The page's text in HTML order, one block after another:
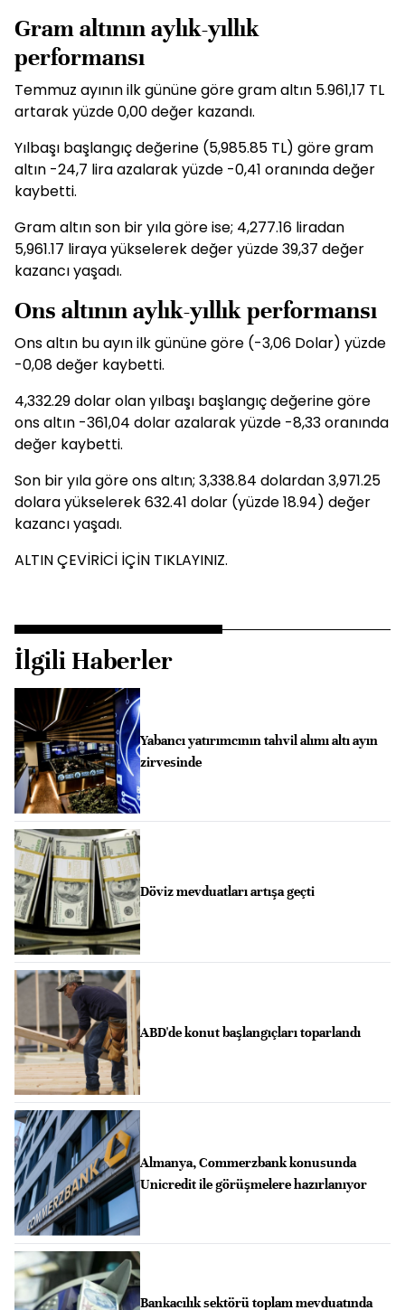
Gram altının aylık-yıllık
performansı
Temmuz ayının ilk gününe göre gram altın 5.961,17 TL
artarak yüzde 0,00 değer kazandı.
Yılbaşı başlangıç değerine (5,985.85 TL) göre gram
altın -24,7 lira azalarak yüzde -0,41 oranında değer
kaybetti.
Gram altın son bir yıla göre ise; 4,277.16 liradan
5,961.17 liraya yükselerek değer yüzde 39,37 değer
kazancı yaşadı.
Ons altının aylık-yıllık performansı
Ons altın bu ayın ilk gününe göre (-3,06 Dolar) yüzde
-0,08 değer kaybetti.
4,332.29 dolar olan yılbaşı başlangıç değerine göre
ons altın -361,04 dolar azalarak yüzde -8,33 oranında
değer kaybetti.
Son bir yıla göre ons altın; 3,338.84 dolardan 3,971.25
dolara yükselerek 632.41 dolar (yüzde 18.94) değer
kazancı yaşadı.
ALTIN ÇEVİRİCİ İÇİN TIKLAYINIZ.
İlgili Haberler
Yabancı yatırımcının tahvil alımı altı ayın
zirvesinde
Döviz mevduatları artışa geçti
ABD'de konut başlangıçları toparlandı
Almanya, Commerzbank konusunda
Unicredit ile görüşmelere hazırlanıyor
Bankacılık sektörü toplam mevduatında